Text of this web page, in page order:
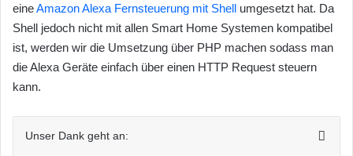
eineAmazon Alexa Fernsteuerung mit Shell umgesetzt hat. Da
Shell jedoch nicht mit allen Smart Home Systemen kompatibel
ist, werden wir die Umsetzung über PHP machen sodass man
die Alexa Geräte einfach über einen HTTP Request steuern
kann.
Unser Dank geht an: